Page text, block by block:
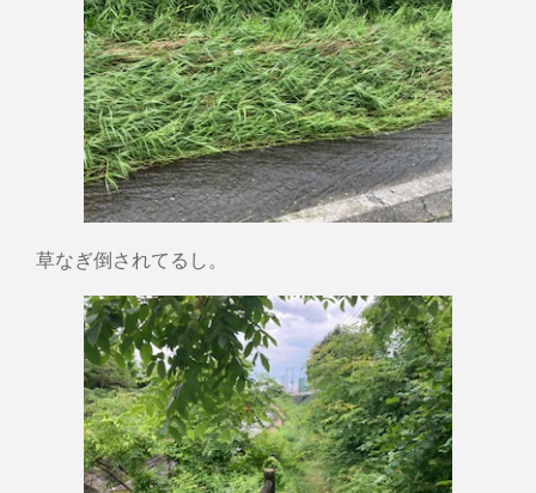
草なぎ倒されてるし。